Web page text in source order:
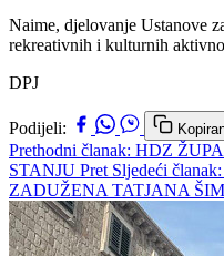
Naime, djelovanje Ustanove
rekreativnih i kulturnih
DPJ
Podijeli:
Prethodni članak: HDZ
STANJU Pret Sljedeći
ZADUŽENA TATJANA